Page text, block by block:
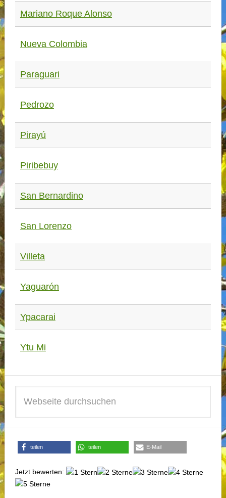
Mariano Roque Alonso
Nueva Colombia
Paraguari
Pedrozo
Pirayú
Piribebuy
San Bernardino
San Lorenzo
Villeta
Yaguarón
Ypacarai
Ytu Mi
teilen teilen E-Mail
Jetzt bewerten: